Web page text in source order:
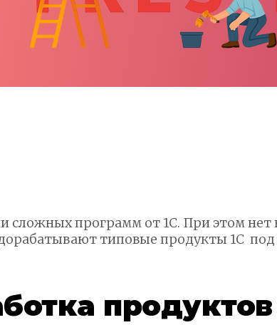
сложных программ от 1С. При этом
типовые продукты 1С под